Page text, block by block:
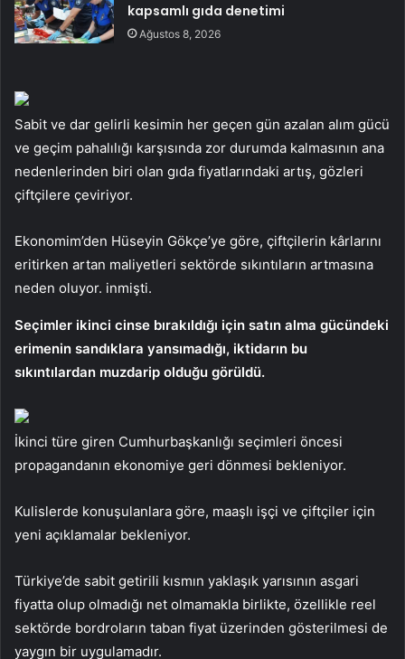
kapsamlı gıda denetimi
Ağustos 8, 2026
Sabit ve dar gelirli kesimin her geçen gün azalan alım gücü
ve geçim pahalılığı karşısında zor durumda kalmasının ana
nedenlerinden biri olan gıda fiyatlarındaki artış, gözleri
çiftçilere çeviriyor.
Ekonomim’den Hüseyin Gökçe’ye göre, çiftçilerin kârlarını
eritirken artan maliyetleri sektörde sıkıntıların artmasına
neden oluyor. inmişti.
Seçimler ikinci cinse bırakıldığı için satın alma gücündeki
erimenin sandıklara yansımadığı, iktidarın bu
sıkıntılardan muzdarip olduğu görüldü.
İkinci türe giren Cumhurbaşkanlığı seçimleri öncesi
propagandanın ekonomiye geri dönmesi bekleniyor.
Kulislerde konuşulanlara göre, maaşlı işçi ve çiftçiler için
yeni açıklamalar bekleniyor.
Türkiye’de sabit getirili kısmın yaklaşık yarısının asgari
fiyatta olup olmadığı net olmamakla birlikte, özellikle reel
sektörde bordroların taban fiyat üzerinden gösterilmesi de
yaygın bir uygulamadır.